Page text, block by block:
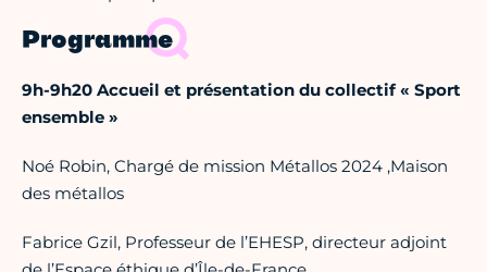
Programme
9h-9h20 Accueil et présentation du collectif « Sport
ensemble »
Noé Robin, Chargé de mission Métallos 2024 ,Maison
des métallos
Fabrice Gzil, Professeur de l’EHESP, directeur adjoint